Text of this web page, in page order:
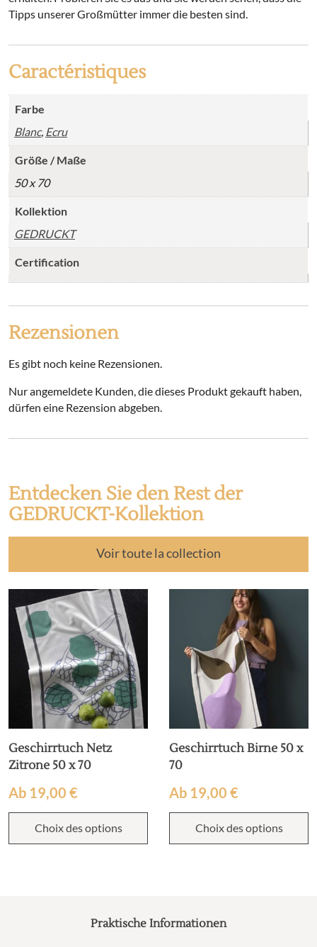
Tipps unserer Großmütter immer die besten sind.
Caractéristiques
Farbe
Blanc, Ecru
Größe / Maße
50 x 70
Kollektion
GEDRUCKT
Certification
Rezensionen
Es gibt noch keine Rezensionen.
Nur angemeldete Kunden, die dieses Produkt gekauft haben,
dürfen eine Rezension abgeben.
Entdecken Sie den Rest der
GEDRUCKT-Kollektion
Voir toute la collection
Geschirrtuch Netz
Zitrone 50 x 70
Ab 19,00 €
Choix des options
Geschirrtuch Birne 50 x
70
Ab 19,00 €
Choix des options
Praktische Informationen